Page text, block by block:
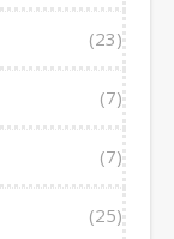
(23)
(7)
(7)
(25)